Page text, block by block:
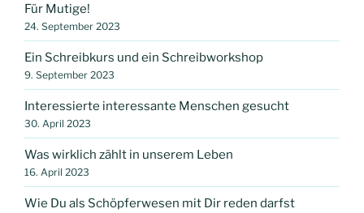
Für Mutige!
24. September 2023
Ein Schreibkurs und ein Schreibworkshop
9. September 2023
Interessierte interessante Menschen gesucht
30. April 2023
Was wirklich zählt in unserem Leben
16. April 2023
Wie Du als Schöpferwesen mit Dir reden darfst